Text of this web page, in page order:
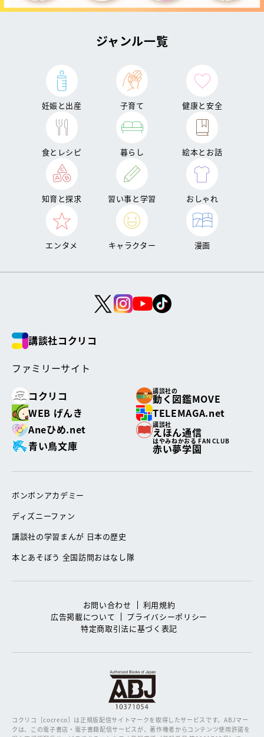
ジャンル一覧
妊娠と出産 子育て 健康と安全
食とレシピ 暮らし 絵本とお話
知育と探求 習い事と学習 おしゃれ
エンタメ キャラクター 漫画
講談社コクリコ
ファミリーサイト
コクリコ
講談社の
動く図鑑MOVE
WEB げんき
TELEMAGA.net
Aneひめ.net
講談社
えほん通信
青い鳥文庫
はやみねかおる FAN CLUB
赤い夢学園
ボンボンアカデミー
ディズニーファン
講談社の学習まんが 日本の歴史
本とあそぼう 全国訪問おはなし隊
お問い合わせ
利用規約
広告掲載について
プライバシーポリシー
特定商取引法に基づく表記
コクリコ［cocreco］は正規版配信サイトマークを取得したサービスです。ABJマー
クは、この電子書店・電子書籍配信サービスが、著作権者からコンテンツ使用許諾を